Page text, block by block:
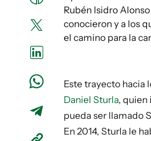
Rubén Isidro
conocieron y a los
el camino para la
Este trayecto hacia
Daniel Sturla, quien
pueda ser llamado
En 2014, Sturla le